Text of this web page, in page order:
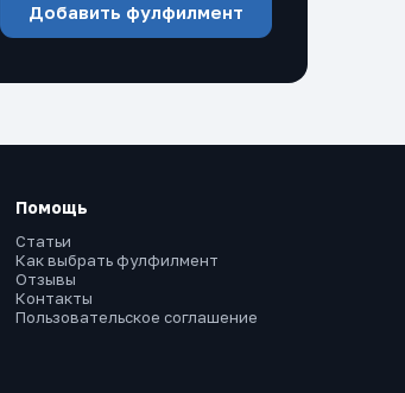
Добавить фулфилмент
Помощь
Статьи
Как выбрать фулфилмент
Отзывы
Контакты
Пользовательское соглашение